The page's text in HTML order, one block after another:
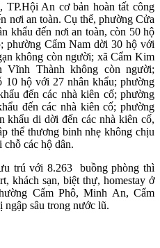
An cơ bản hoàn tất công
nơi an toàn. Cụ thể, phường Cửa
khẩu đến nơi an toàn, còn 50 hộ
phường Cẩm Nam dời 30 hộ với
không còn người; xã Cẩm Kim
Thành không còn người;
10 hộ với 27 nhân khẩu; phường
đến các nhà kiên cố; phường
đến các nhà kiên cố; phường
khẩu di dời đến các nhà kiên cố,
thể thương binh nhẹ không chịu
các hộ dân.
trú với 8.263 buồng phòng thì
khách sạn, biệt thự, homestay ở
Cẩm Phô, Minh An, Cẩm
ngập sâu trong nước lũ.